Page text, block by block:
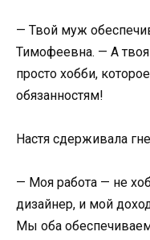
— Твой муж
Тимофеевна. — А
просто хобби,
обязанностям!
Настя сдерживала
— Моя работа — не
дизайнер, и мой
Мы оба